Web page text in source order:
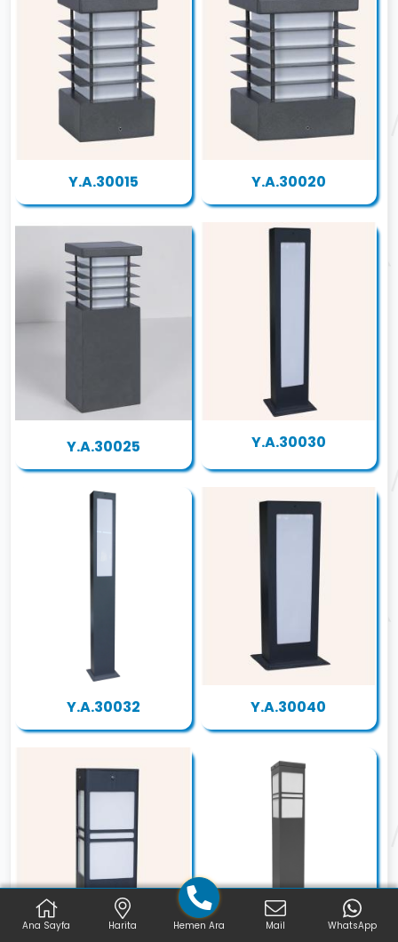
Y.A.30015 Y.A.30020
Y.A.30025 Y.A.30030
Y.A.30032 Y.A.30040
Ana Sayfa Harita Hemen Ara Mail WhatsApp